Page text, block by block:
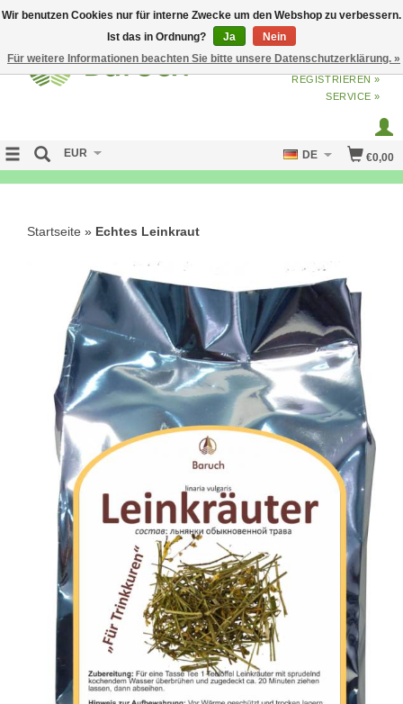
ANMELDENODERJETZT
REGISTRIEREN »
SERVICE »
€0,00
EUR DE
Startseite » Echtes Leinkraut
Wir benutzen Cookies nur für interne Zwecke um den Webshop zu verbessern.
Ist das in Ordnung?
Ja
Nein
Für weitere Informationen beachten Sie bitte unsere Datenschutzerklärung. »